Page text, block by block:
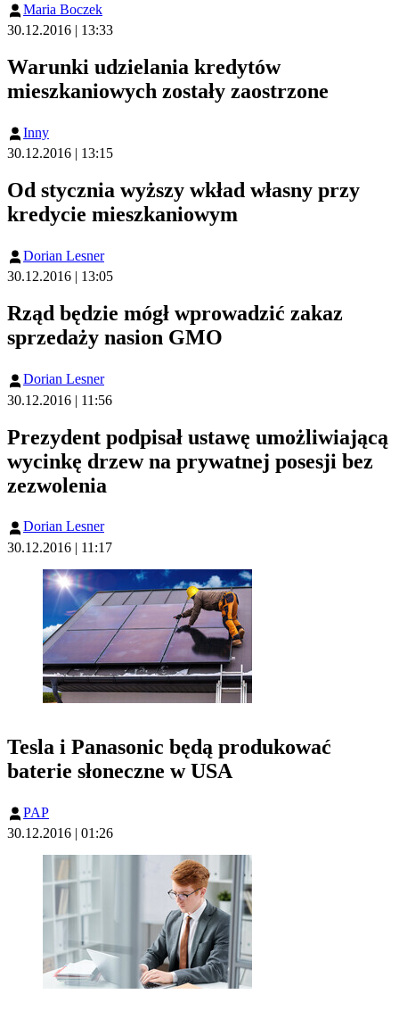
Maria Boczek
30.12.2016 | 13:33
Warunki udzielania kredytów
mieszkaniowych zostały zaostrzone
Inny
30.12.2016 | 13:15
Od stycznia wyższy wkład własny przy
kredycie mieszkaniowym
Dorian Lesner
30.12.2016 | 13:05
Rząd będzie mógł wprowadzić zakaz
sprzedaży nasion GMO
Dorian Lesner
30.12.2016 | 11:56
Prezydent podpisał ustawę umożliwiającą
wycinkę drzew na prywatnej posesji bez
zezwolenia
Dorian Lesner
30.12.2016 | 11:17
Tesla i Panasonic będą produkować
baterie słoneczne w USA
PAP
30.12.2016 | 01:26